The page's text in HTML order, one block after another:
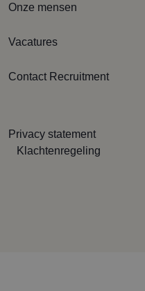
Onze mensen
Vacatures
Contact Recruitment
Privacy statement
Klachtenregeling